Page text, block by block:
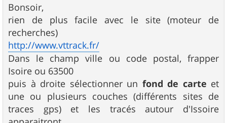
s
s
a
g
e
Bonsoir,
rien de plus facile avec le site (moteur de
recherches)
http://www.vttrack.fr/
Dans le champ ville ou code postal, frapper
Isoire ou 63500
puis à droite sélectionner un fond de carte et
une ou plusieurs couches (différents sites de
traces gps) et les tracés autour d'Issoire